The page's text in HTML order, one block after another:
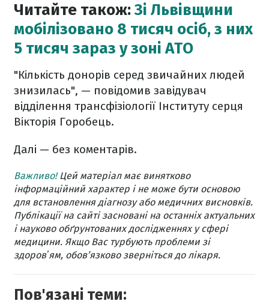
Читайте також:Зі Львівщини
мобілізовано 8 тисяч осіб, з них
5 тисяч зараз у зоні АТО
"Кількість донорів серед звичайних людей
знизилась", — повідомив завідувач
відділення трансфізіології Інституту серця
Вікторія Горобець.
Далі — без коментарів.
Важливо!Цей матеріал має винятково
інформаційний характер і не може бути основою
для встановлення діагнозу або медичних висновків.
Публікації на сайті засновані на останніх актуальних
і науково обґрунтованих дослідженнях у сфері
медицини. Якщо Вас турбують проблеми зі
здоровʼям, обов’язково зверніться до лікаря.
Пов'язані теми: